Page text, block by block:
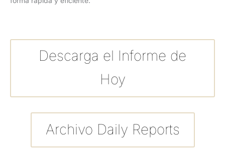
Descarga el Informe de
Hoy
Archivo Daily Reports